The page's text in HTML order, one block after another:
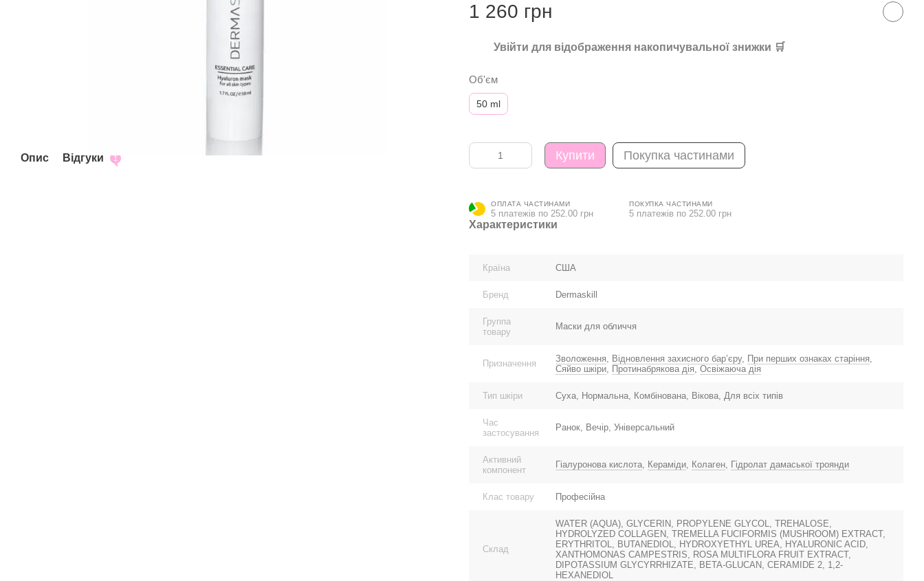
Опис Відгуки 1
1 260 грн
Увійти для відображення накопичувальної знижки 🛒
Об'єм
50 ml
Купити Покупка частинами
ОПЛАТА ЧАСТИНАМИ
5 платежів по 252.00 грн
ПОКУПКА ЧАСТИНАМИ
5 платежів по 252.00 грн
Характеристики
Країна США
Бренд Dermaskill
Группа
товару
Маски для обличчя
Призначення Зволоження, Відновлення захисного барʼєру, При перших ознаках старіння,
Сяйво шкіри, Протинабрякова дія, Освіжаюча дія
Тип шкіри Суха, Нормальна, Комбінована, Вікова, Для всіх типів
Час
застосування
Ранок, Вечір, Універсальний
Активний
компонент
Гіалуронова кислота, Кераміди, Колаген, Гідролат дамаської троянди
Клас товару Професійна
Склад
WATER (AQUA), GLYCERIN, PROPYLENE GLYCOL, TREHALOSE,
HYDROLYZED COLLAGEN, TREMELLA FUCIFORMIS (MUSHROOM) EXTRACT,
ERYTHRITOL, BUTANEDIOL, HYDROXYETHYL UREA, HYALURONIC ACID,
XANTHOMONAS CAMPESTRIS, ROSA MULTIFLORA FRUIT EXTRACT,
DIPOTASSIUM GLYCYRRHIZATE, BETA-GLUCAN, CERAMIDE 2, 1,2-
HEXANEDIOL